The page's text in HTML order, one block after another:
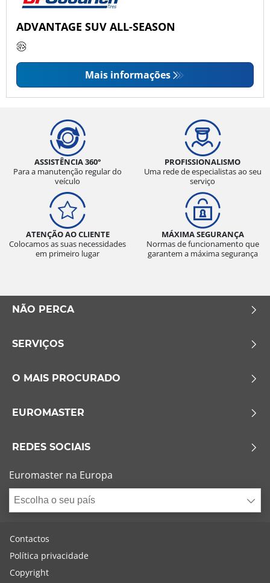
ADVANTAGE SUV ALL-SEASON
Mais informações
ASSISTÊNCIA 360°
Para a manutenção regular do
veículo
PROFISSIONALISMO
Uma rede de especialistas ao seu
serviço
ATENÇÃO AO CLIENTE
Colocamos as suas necessidades
em primeiro lugar
MÁXIMA SEGURANÇA
Normas de funcionamento que
garantem a máxima segurança
NÃO PERCA
SERVIÇOS
O MAIS PROCURADO
EUROMASTER
REDES SOCIAIS
Euromaster na Europa
Escolha o seu país
Contactos
Política privacidade
Copyright